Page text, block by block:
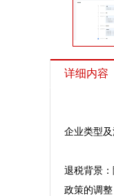
详细内容
企业类型
退税背景
政策的调